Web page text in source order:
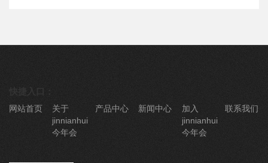
网站首页
关于
jinnianhui
今年会
产品中心 新闻中心
加入
jinnianhui
今年会
联系我们